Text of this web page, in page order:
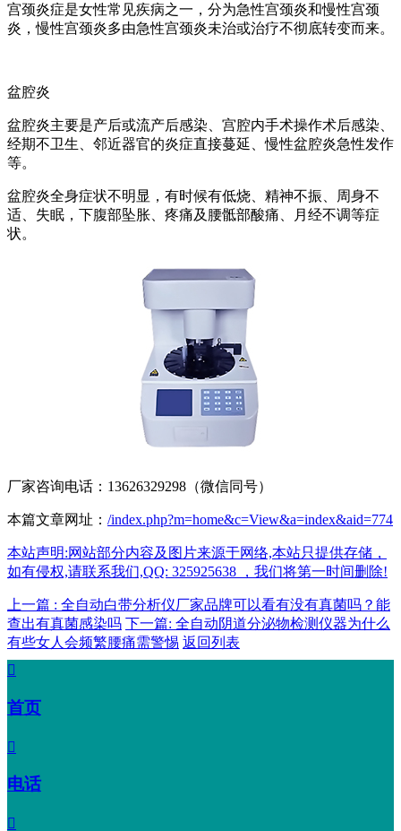
宫颈炎症是女性常见疾病之一，分为急性宫颈炎和慢性宫颈
炎，慢性宫颈炎多由急性宫颈炎未治或治疗不彻底转变而来。
盆腔炎
盆腔炎主要是产后或流产后感染、宫腔内手术操作术后感染、
经期不卫生、邻近器官的炎症直接蔓延、慢性盆腔炎急性发作
等。
盆腔炎全身症状不明显，有时候有低烧、精神不振、周身不
适、失眠，下腹部坠胀、疼痛及腰骶部酸痛、月经不调等症
状。
厂家咨询电话：13626329298（微信同号）
本篇文章网址： /index.php?m=home&c=View&a=index&aid=774
本站声明:网站部分内容及图片来源于网络,本站只提供存储，
如有侵权,请联系我们,QQ: 325925638 ，我们将第一时间删除!
上一篇 : 全自动白带分析仪厂家品牌可以看有没有真菌吗？能
查出有真菌感染吗 下一篇: 全自动阴道分泌物检测仪器为什么
有些女人会频繁腰痛需警惕 返回列表

首页

电话
